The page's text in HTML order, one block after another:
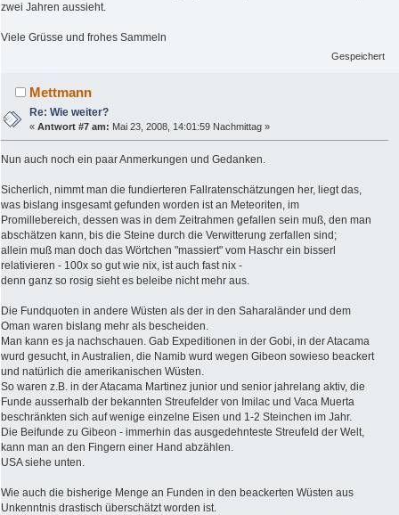
zwei Jahren aussieht.
Viele Grüsse und frohes Sammeln
Gespeichert
Mettmann
Re: Wie weiter?
«Antwort #7 am: Mai 23, 2008, 14:01:59 Nachmittag »
Nun auch noch ein paar Anmerkungen und Gedanken.
Sicherlich, nimmt man die fundierteren Fallratenschätzungen her, liegt das,
was bislang insgesamt gefunden worden ist an Meteoriten, im
Promillebereich, dessen was in dem Zeitrahmen gefallen sein muß, den man
abschätzen kann, bis die Steine durch die Verwitterung zerfallen sind;
allein muß man doch das Wörtchen "massiert" vom Haschr ein bisserl
relativieren - 100x so gut wie nix, ist auch fast nix -
denn ganz so rosig sieht es beleibe nicht mehr aus.
Die Fundquoten in andere Wüsten als der in den Saharaländer und dem
Oman waren bislang mehr als bescheiden.
Man kann es ja nachschauen. Gab Expeditionen in der Gobi, in der Atacama
wurd gesucht, in Australien, die Namib wurd wegen Gibeon sowieso beackert
und natürlich die amerikanischen Wüsten.
So waren z.B. in der Atacama Martinez junior und senior jahrelang aktiv, die
Funde ausserhalb der bekannten Streufelder von Imilac und Vaca Muerta
beschränkten sich auf wenige einzelne Eisen und 1-2 Steinchen im Jahr.
Die Beifunde zu Gibeon - immerhin das ausgedehnteste Streufeld der Welt,
kann man an den Fingern einer Hand abzählen.
USA siehe unten.
Wie auch die bisherige Menge an Funden in den beackerten Wüsten aus
Unkenntnis drastisch überschätzt worden ist.